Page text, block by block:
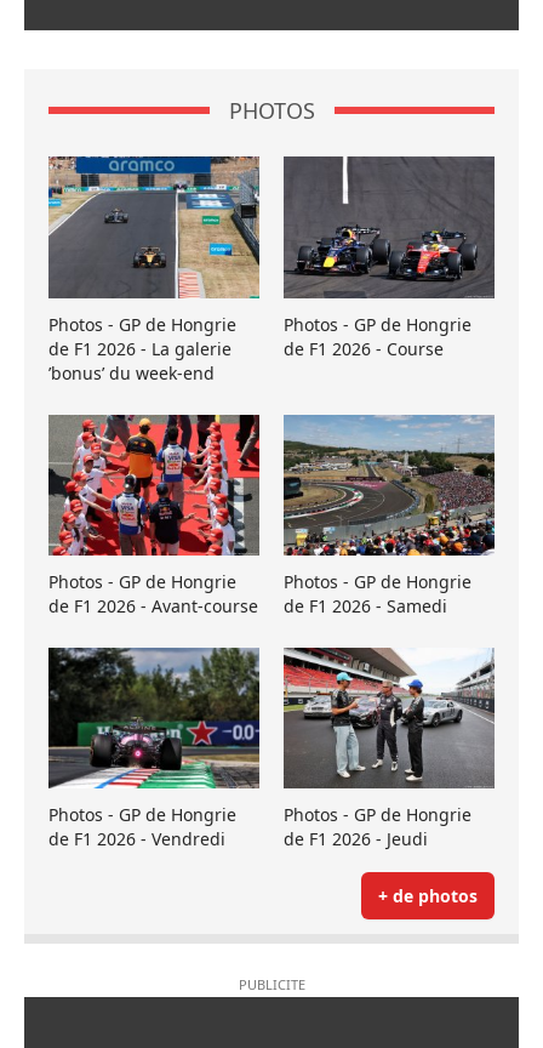
PHOTOS
Photos - GP de Hongrie
de F1 2026 - La galerie
’bonus’ du week-end
Photos - GP de Hongrie
de F1 2026 - Course
Photos - GP de Hongrie
de F1 2026 - Avant-course
Photos - GP de Hongrie
de F1 2026 - Samedi
Photos - GP de Hongrie
de F1 2026 - Vendredi
Photos - GP de Hongrie
de F1 2026 - Jeudi
+ de photos